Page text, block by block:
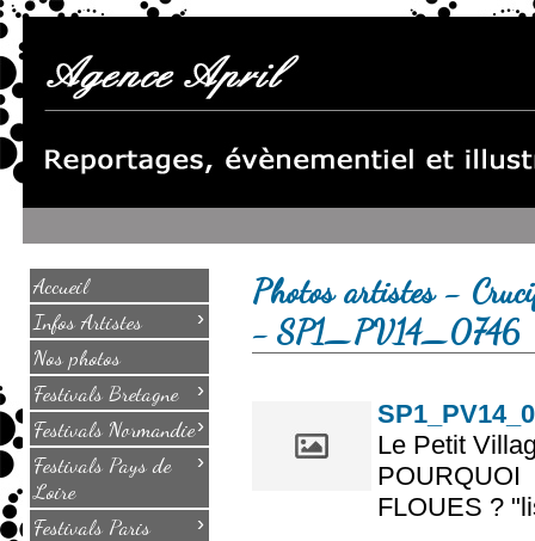
Accueil
Infos Artistes
›
Nos photos
Festivals Bretagne
›
Festivals Normandie›
Festivals Pays de
Loire
›
Festivals Paris ›
Photos artistes -
- SP1_PV14_0746
Le Petit
FLOUES ?